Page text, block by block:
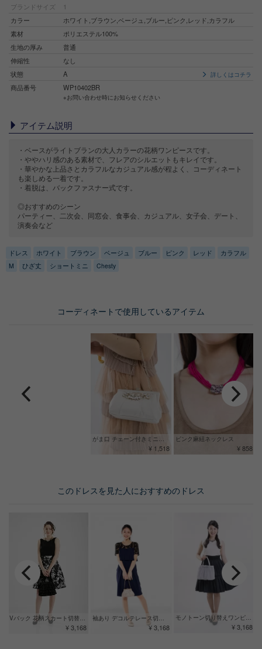
ブランドサイズ
1
カラー
ホワイト,ブラウン,ベージュ,ブルー,ピンク,レッド,カラフル
素材
ポリエステル100%
生地の厚み
普通
伸縮性
なし
状態
A 詳しくはコチラ
商品番号 WP10402BR
※お問い合わせ時にお知らせください
アイテム説明
・ベースがライトブランの大人カラーの花柄ワンピースです。
・ややハリ感のある素材で、フレアのシルエットもキレイです。
・華やかな上品さとカラフルなカジュアル感が程よく、コーディネート
も楽しめる一着です。
・着脱は、バックファスナー式です。
◎おすすめのシーン
パーティー、二次会、同窓会、食事会、カジュアル、女子会、デート、
演奏会など
ドレス ホワイト ブラウン ベージュ ブルー ピンク レッド
カラフル
M
ひざ丈 ショートミニ Chesty
コーディネートで使用しているアイテム
がま口 チェーン付きミニバッグ
¥ 1,518
ピンク麻紐ネックレス
¥ 858
このドレスを見た人におすすめのドレス
¥ 3,168
モノトーン切り替えワンピース
¥ 3,168
Vバック 花柄スカート切替ドレス
¥ 3,168